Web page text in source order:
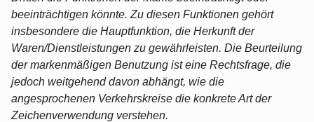
beeinträchtigen könnte. Zu die­sen Funktionen gehört
insbesondere die Hauptfunktion, die Herkunft der
Waren/Dienstleistungen zu gewährleisten. Die Beurteilung
der markenmäßigen Benutzung ist eine Rechtsfrage, die
je­doch weitgehend davon abhängt, wie die
angesprochenen Verkehrskreise die konkrete Art der
Zeichenverwendung verstehen.